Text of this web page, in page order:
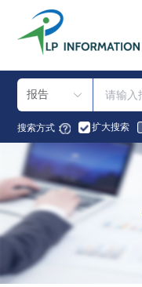
报告
搜索方式： 扩大搜索